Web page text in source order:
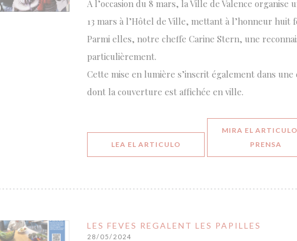
À l’occasion du 8 mars, la Ville de Valence
13 mars à l’Hôtel de Ville, mettant à l’honneur huit
Parmi elles, notre cheffe Carine Stern, une
particulièrement.
Cette mise en lumière s’inscrit également dans
dont la couverture est affichée en ville.
LEA EL ARTICULO((ABRE EN UNA NUEVA
MIRA EL
PRENSA
LES FEVES REGALENT LES PAPILLES
28/05/2024